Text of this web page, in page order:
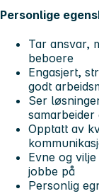
Personlige
Tar ansvar,
beboere
Engasjert,
godt
Ser
samarbeider
Opptatt av
Evne og
jobbe på
Personlig